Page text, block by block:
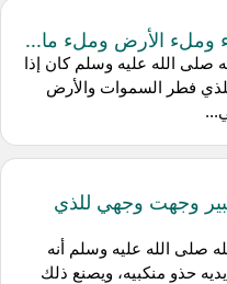
وملء الأرض وملء ما...
الله عليه وسلم كان إذا
فطر السموات والأرض
وجهت وجهي للذي
صلى الله عليه وسلم أنه
حذو منكبيه، ويصنع ذلك